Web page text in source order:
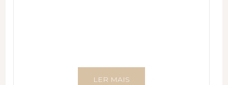
LER MAIS